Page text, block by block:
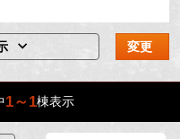
変更
1～1棟表示